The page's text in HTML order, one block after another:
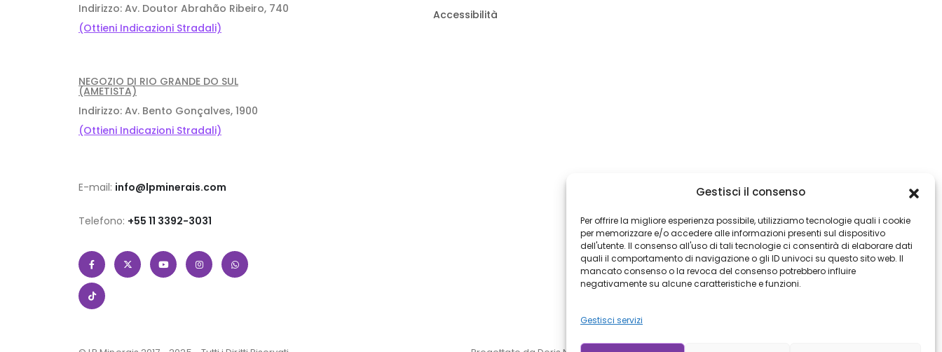
Gestisci il consenso
Per offrire la migliore esperienza possibile, utilizziamo tecnologie quali i cookie
per memorizzare e/o accedere alle informazioni presenti sul dispositivo
dell'utente. Il consenso all'uso di tali tecnologie ci consentirà di elaborare dati
quali il comportamento di navigazione o gli ID univoci su questo sito web. Il
mancato consenso o la revoca del consenso potrebbero influire
negativamente su alcune caratteristiche e funzioni.
Gestisci servizi
Indirizzo: Av. Doutor Abrahão Ribeiro, 740
(Ottieni Indicazioni Stradali)
NEGOZIO DI RIO GRANDE DO SUL
(AMETISTA)
Indirizzo: Av. Bento Gonçalves, 1900
(Ottieni Indicazioni Stradali)
E-mail: info@lpminerais.com
Telefono: +55 11 3392-3031
Accessibilità